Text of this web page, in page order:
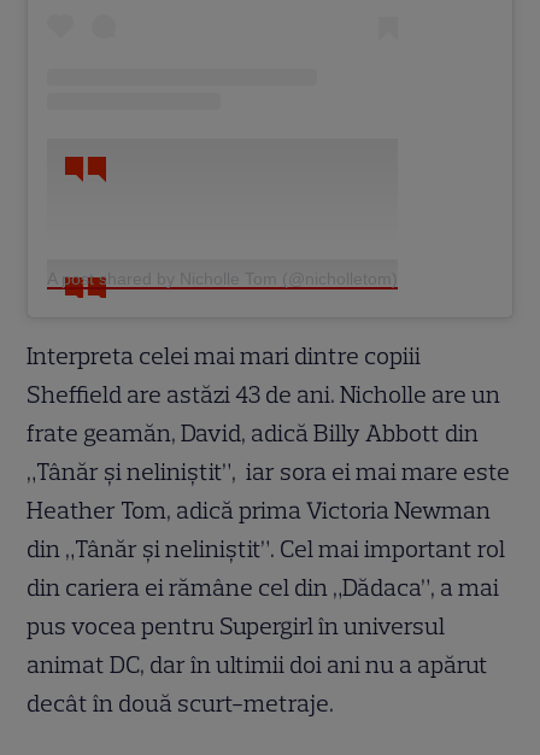
A post shared by Nicholle Tom (@nicholletom)
Interpreta celei mai mari dintre copiii
Sheffield are astăzi 43 de ani. Nicholle are un
frate geamăn, David, adică Billy Abbott din
„Tânăr și neliniștit”, iar sora ei mai mare este
Heather Tom, adică prima Victoria Newman
din „Tânăr și neliniștit”. Cel mai important rol
din cariera ei rămâne cel din „Dădaca”, a mai
pus vocea pentru Supergirl în universul
animat DC, dar în ultimii doi ani nu a apărut
decât în două scurt-metraje.